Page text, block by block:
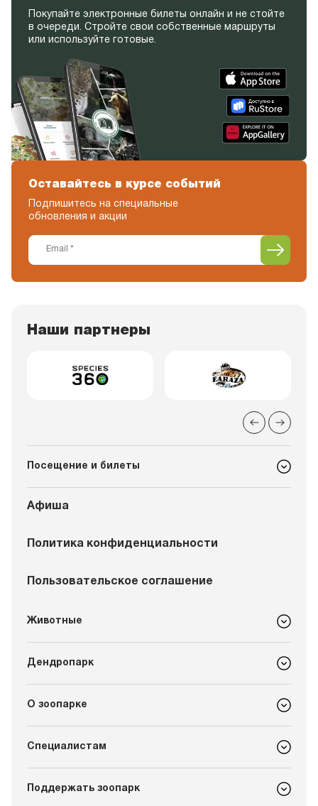
Покупайте электронные билеты онлайн и не стойте
в очереди. Стройте свои собственные маршруты
или используйте готовые.
Оставайтесь в курсе событий
Подпишитесь на специальные
обновления и акции
Наши партнеры
Посещение и билеты
Афиша
Политика конфиденциальности
Пользовательское соглашение
Животные
Дендропарк
О зоопарке
Специалистам
Поддержать зоопарк